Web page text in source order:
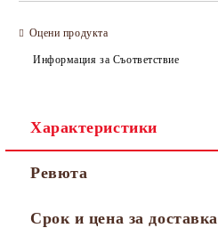
Оцени продукта
Информация за Съответствие
Характеристики
Ревюта
Срок и цена за доставка